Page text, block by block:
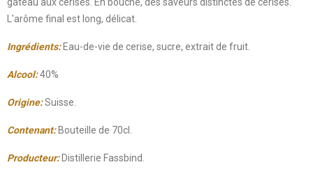
L'arôme final est long, délicat.
Ingrédients:Eau-de-vie de cerise, sucre, extrait de fruit.
Alcool:40%
Origine:Suisse.
Contenant:Bouteille de 70cl.
Producteur: Distillerie Fassbind.